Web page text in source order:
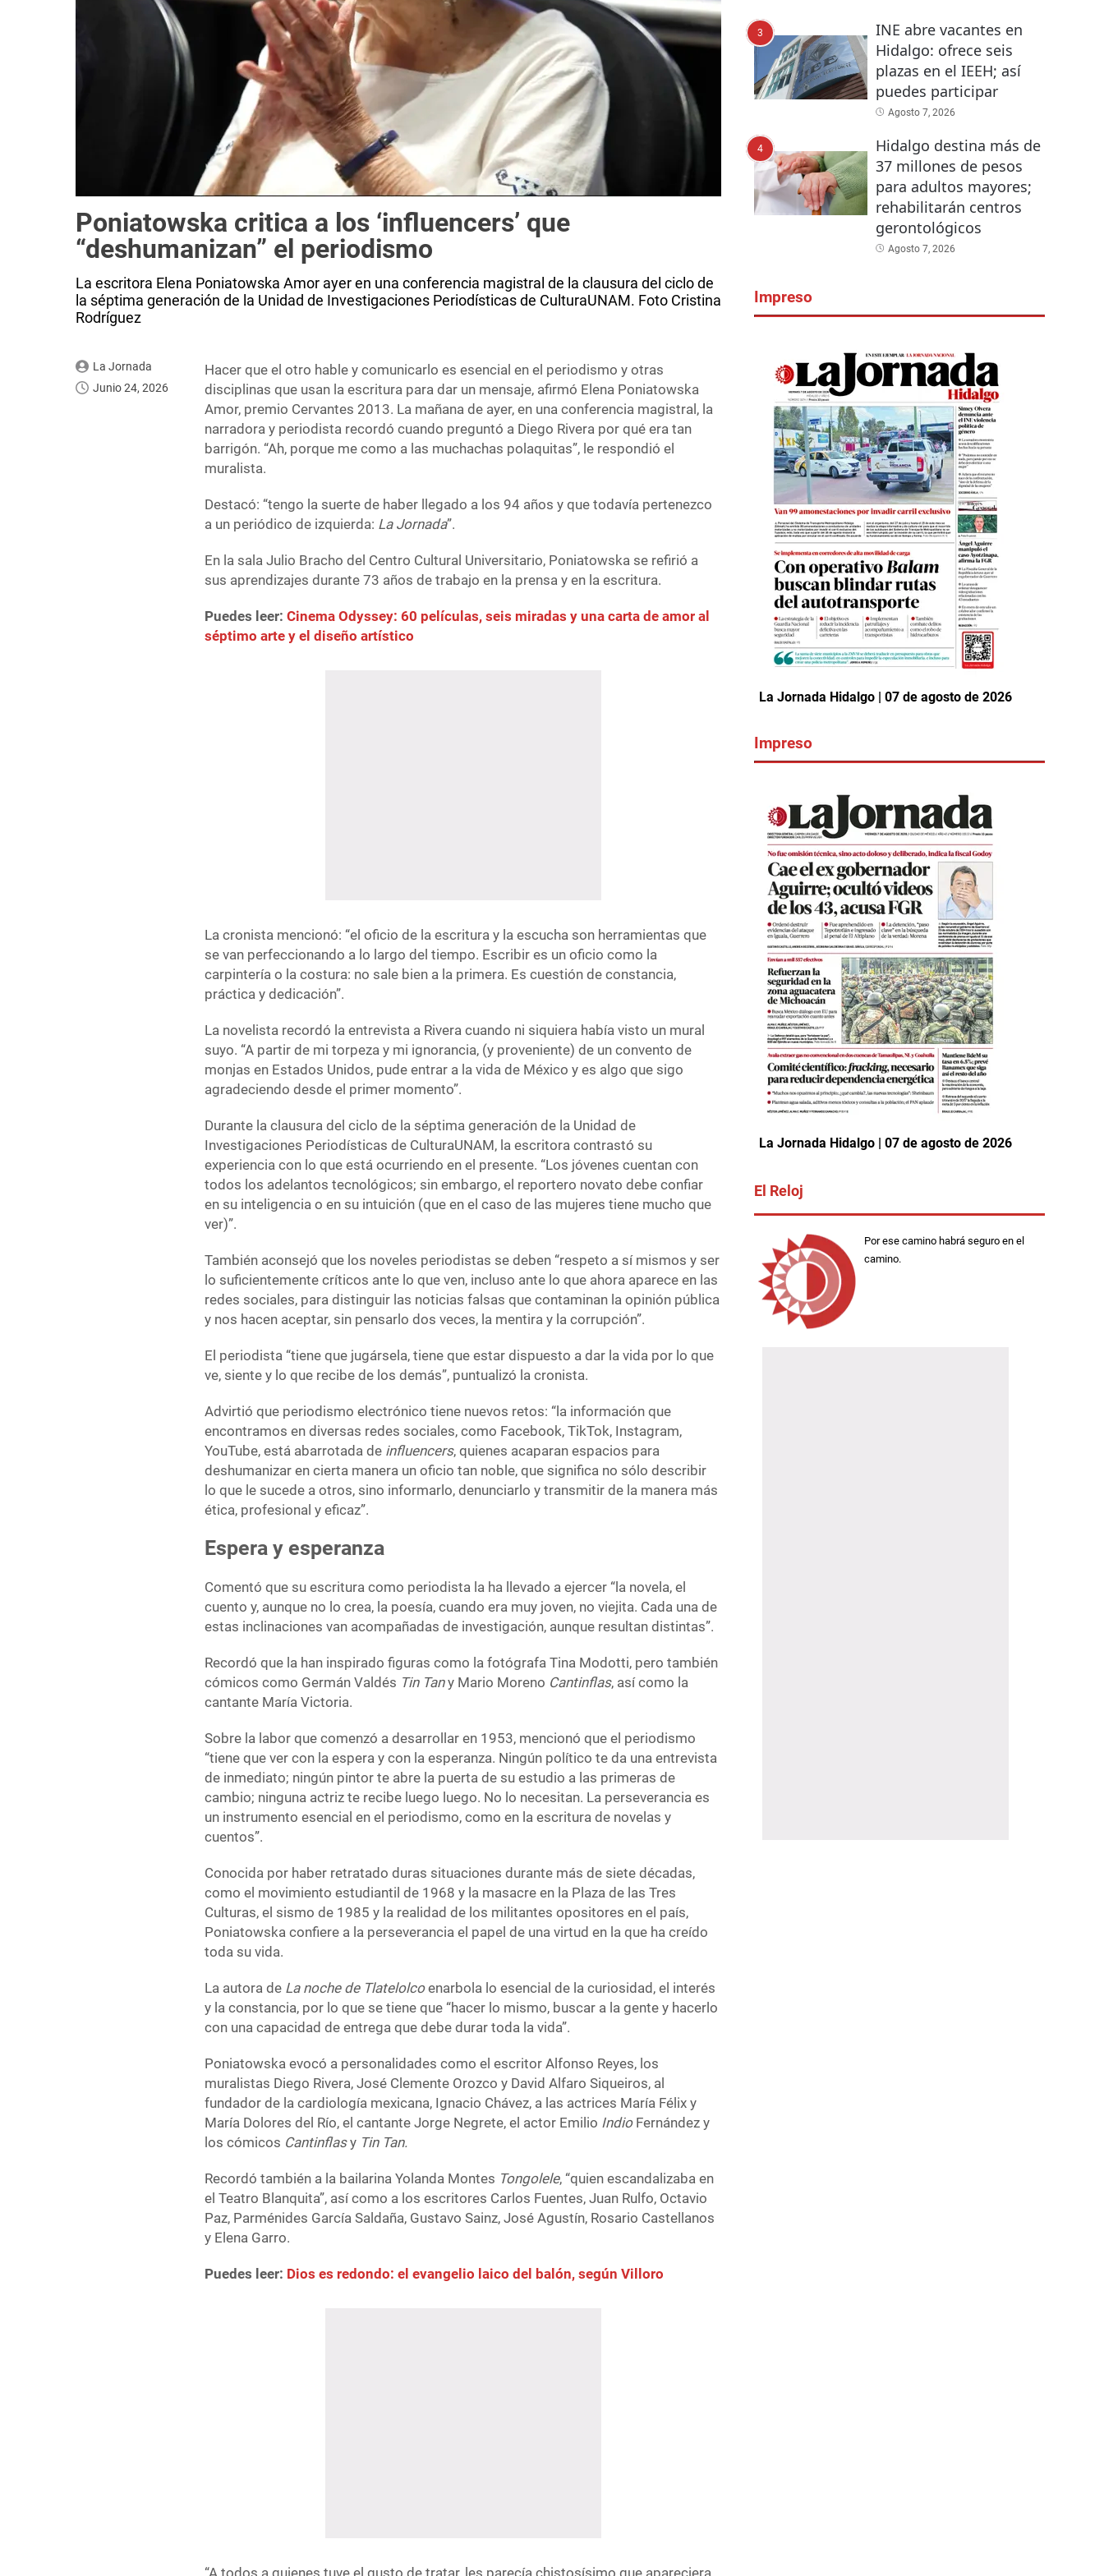
Poniatowska critica a los ‘influencers’ que
“deshumanizan” el periodismo
La escritora Elena Poniatowska Amor ayer en una conferencia magistral de la clausura del ciclo de
la séptima generación de la Unidad de Investigaciones Periodísticas de CulturaUNAM. Foto Cristina
Rodríguez
La Jornada
Junio 24, 2026
Hacer que el otro hable y comunicarlo es esencial en el periodismo y otras
disciplinas que usan la escritura para dar un mensaje, afirmó Elena Poniatowska
Amor, premio Cervantes 2013. La mañana de ayer, en una conferencia magistral, la
narradora y periodista recordó cuando preguntó a Diego Rivera por qué era tan
barrigón. “Ah, porque me como a las muchachas polaquitas”, le respondió el
muralista.
Destacó: “tengo la suerte de haber llegado a los 94 años y que todavía pertenezco
a un periódico de izquierda: La Jornada”.
En la sala Julio Bracho del Centro Cultural Universitario, Poniatowska se refirió a
sus aprendizajes durante 73 años de trabajo en la prensa y en la escritura.
Puedes leer:Cinema Odyssey: 60 películas, seis miradas y una carta de amor al
séptimo arte y el diseño artístico
La cronista mencionó: “el oficio de la escritura y la escucha son herramientas que
se van perfeccionando a lo largo del tiempo. Escribir es un oficio como la
carpintería o la costura: no sale bien a la primera. Es cuestión de constancia,
práctica y dedicación”.
La novelista recordó la entrevista a Rivera cuando ni siquiera había visto un mural
suyo. “A partir de mi torpeza y mi ignorancia, (y proveniente) de un convento de
monjas en Estados Unidos, pude entrar a la vida de México y es algo que sigo
agradeciendo desde el primer momento”.
Durante la clausura del ciclo de la séptima generación de la Unidad de
Investigaciones Periodísticas de CulturaUNAM, la escritora contrastó su
experiencia con lo que está ocurriendo en el presente. “Los jóvenes cuentan con
todos los adelantos tecnológicos; sin embargo, el reportero novato debe confiar
en su inteligencia o en su intuición (que en el caso de las mujeres tiene mucho que
ver)”.
También aconsejó que los noveles periodistas se deben “respeto a sí mismos y ser
lo suficientemente críticos ante lo que ven, incluso ante lo que ahora aparece en las
redes sociales, para distinguir las noticias falsas que contaminan la opinión pública
y nos hacen aceptar, sin pensarlo dos veces, la mentira y la corrupción”.
El periodista “tiene que jugársela, tiene que estar dispuesto a dar la vida por lo que
ve, siente y lo que recibe de los demás”, puntualizó la cronista.
Advirtió que periodismo electrónico tiene nuevos retos: “la información que
encontramos en diversas redes sociales, como Facebook, TikTok, Instagram,
YouTube, está abarrotada de influencers, quienes acaparan espacios para
deshumanizar en cierta manera un oficio tan noble, que significa no sólo describir
lo que le sucede a otros, sino informarlo, denunciarlo y transmitir de la manera más
ética, profesional y eficaz”.
Espera y esperanza
Comentó que su escritura como periodista la ha llevado a ejercer “la novela, el
cuento y, aunque no lo crea, la poesía, cuando era muy joven, no viejita. Cada una de
estas inclinaciones van acompañadas de investigación, aunque resultan distintas”.
Recordó que la han inspirado figuras como la fotógrafa Tina Modotti, pero también
cómicos como Germán Valdés Tin Tany Mario Moreno Cantinflas, así como la
cantante María Victoria.
Sobre la labor que comenzó a desarrollar en 1953, mencionó que el periodismo
“tiene que ver con la espera y con la esperanza. Ningún político te da una entrevista
de inmediato; ningún pintor te abre la puerta de su estudio a las primeras de
cambio; ninguna actriz te recibe luego luego. No lo necesitan. La perseverancia es
un instrumento esencial en el periodismo, como en la escritura de novelas y
cuentos”.
Conocida por haber retratado duras situaciones durante más de siete décadas,
como el movimiento estudiantil de 1968 y la masacre en la Plaza de las Tres
Culturas, el sismo de 1985 y la realidad de los militantes opositores en el país,
Poniatowska confiere a la perseverancia el papel de una virtud en la que ha creído
toda su vida.
La autora de La noche de Tlatelolcoenarbola lo esencial de la curiosidad, el interés
y la constancia, por lo que se tiene que “hacer lo mismo, buscar a la gente y hacerlo
con una capacidad de entrega que debe durar toda la vida”.
Poniatowska evocó a personalidades como el escritor Alfonso Reyes, los
muralistas Diego Rivera, José Clemente Orozco y David Alfaro Siqueiros, al
fundador de la cardiología mexicana, Ignacio Chávez, a las actrices María Félix y
María Dolores del Río, el cantante Jorge Negrete, el actor Emilio Indio Fernández y
los cómicos Cantinflasy Tin Tan.
Recordó también a la bailarina Yolanda Montes Tongolele, “quien escandalizaba en
el Teatro Blanquita”, así como a los escritores Carlos Fuentes, Juan Rulfo, Octavio
Paz, Parménides García Saldaña, Gustavo Sainz, José Agustín, Rosario Castellanos
y Elena Garro.
Puedes leer: Dios es redondo: el evangelio laico del balón, según Villoro
3
INE abre vacantes en
Hidalgo: ofrece seis
plazas en el IEEH; así
puedes participar
Agosto 7, 2026
4
Hidalgo destina más de
37 millones de pesos
para adultos mayores;
rehabilitarán centros
gerontológicos
Agosto 7, 2026
Impreso
La Jornada Hidalgo | 07 de agosto de 2026
Impreso
La Jornada Hidalgo | 07 de agosto de 2026
El Reloj
Por ese camino habrá seguro en el
camino.